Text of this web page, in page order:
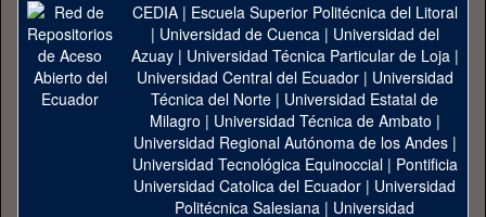
CEDIA| Escuela Superior Politécnica del Litoral
| Universidad de Cuenca| Universidad del
Azuay| Universidad Técnica Particular de Loja|
Universidad Central del Ecuador| Universidad
Técnica del Norte | Universidad Estatal de
Milagro | Universidad Técnica de Ambato |
Universidad Regional Autónoma de los Andes|
Universidad Tecnológica Equinoccial| Pontificia
Universidad Catolica del Ecuador | Universidad
Politécnica Salesiana | Universidad